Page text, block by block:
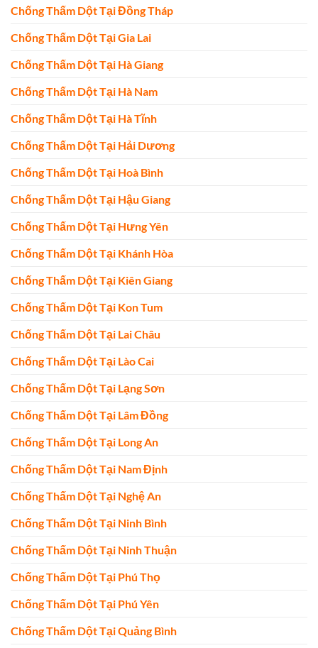
Chống Thấm Dột Tại Đồng Tháp
Chống Thấm Dột Tại Gia Lai
Chống Thấm Dột Tại Hà Giang
Chống Thấm Dột Tại Hà Nam
Chống Thấm Dột Tại Hà Tĩnh
Chống Thấm Dột Tại Hải Dương
Chống Thấm Dột Tại Hoà Bình
Chống Thấm Dột Tại Hậu Giang
Chống Thấm Dột Tại Hưng Yên
Chống Thấm Dột Tại Khánh Hòa
Chống Thấm Dột Tại Kiên Giang
Chống Thấm Dột Tại Kon Tum
Chống Thấm Dột Tại Lai Châu
Chống Thấm Dột Tại Lào Cai
Chống Thấm Dột Tại Lạng Sơn
Chống Thấm Dột Tại Lâm Đồng
Chống Thấm Dột Tại Long An
Chống Thấm Dột Tại Nam Định
Chống Thấm Dột Tại Nghệ An
Chống Thấm Dột Tại Ninh Bình
Chống Thấm Dột Tại Ninh Thuận
Chống Thấm Dột Tại Phú Thọ
Chống Thấm Dột Tại Phú Yên
Chống Thấm Dột Tại Quảng Bình